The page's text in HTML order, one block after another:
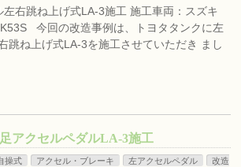
左右跳ね上げ式LA-3施工 施工車両：スズキ
今回の改造事例は、トヨタタンクに左
跳ね上げ式LA-3を施工させていただき まし
アクセルペダルLA-3施工
操式 アクセル・ブレーキ 左アクセルペダル
改造